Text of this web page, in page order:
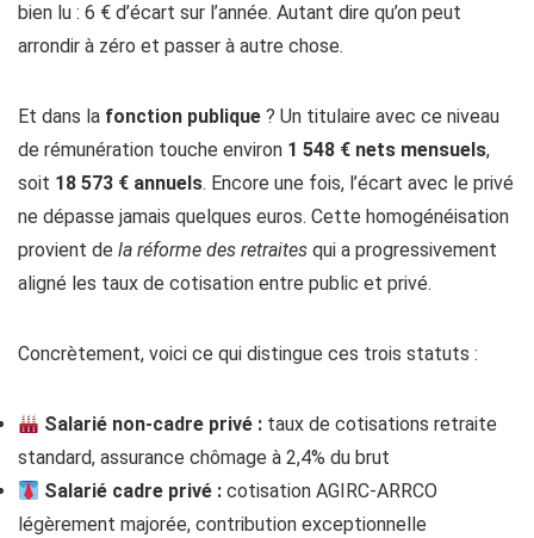
bien lu : 6 € d’écart sur l’année. Autant dire qu’on peut
arrondir à zéro et passer à autre chose.
Et dans la fonction publique ? Un titulaire avec ce niveau
de rémunération touche environ 1 548 € nets mensuels,
soit 18 573 € annuels. Encore une fois, l’écart avec le privé
ne dépasse jamais quelques euros. Cette homogénéisation
provient de la réforme des retraites qui a progressivement
aligné les taux de cotisation entre public et privé.
Concrètement, voici ce qui distingue ces trois statuts :
Salarié non-cadre privé : taux de cotisations retraite
standard, assurance chômage à 2,4% du brut
Salarié cadre privé : cotisation AGIRC-ARRCO
légèrement majorée, contribution exceptionnelle